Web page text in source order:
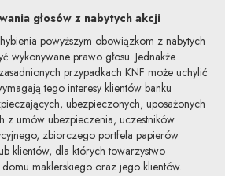
głosów z nabytych akcji
powyższym obowiązkom z nabytych
wykonywane prawo głosu. Jednakże
przypadkach KNF może uchylić
tego interesy klientów banku
ubezpieczonych, uposażonych
z umów ubezpieczenia, uczestników
zbiorczego portfela papierów
klientów, dla których towarzystwo
domu maklerskiego oraz jego klientów.